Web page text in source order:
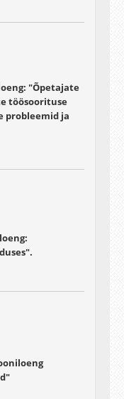
"Õpetajate
töösoorituse
probleemid ja